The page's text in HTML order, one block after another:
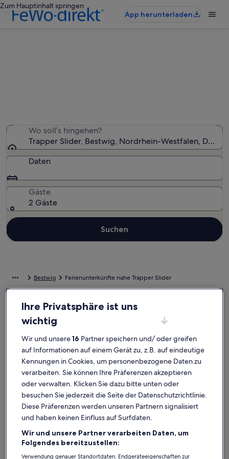
Zum Hauptinhalt springen
App herunterladen
Wo soll’s hingehen?
Trapper Slider, Bestwig, Nordrhein-Westfalen,
Daten
Gäste
2 Gäste
Suchen
Bestwig Ferienunterkünfte nahe Trapper Slider
Wähle die passende private Ferienunterkunft nahe Trapper Slider.
Ferienunterkünfte bieten dir und deinen Freunden, deiner Familie
oder auch deinen Haustieren alles, worauf es ankommt, wie WLAN
und einen Whirlpool. Was auch immer du dir vorstellst, du findest
bestimmt die Unterkunft, die allen gefällt und allen Bedürfnissen
gerecht wird – das Angebot bei uns ist vielfältig und umfasst
Optionen, die geeignet für Nichtraucher sind oder über
barrierarme Ausstattung verfügen.
Ferienunterkünfte mit Wochenrabatten –
Trapper Slider
Bildergalerie
Außergewöhnlich(8 Bewertungen)
Ferienwohnung Villa Annabelle
Ihre Privatsphäre ist uns
wichtig
Wir und unsere16 Partner speichern und/ oder greifen
auf Informationen auf einem Gerät zu, z.B. auf eindeutige
Kennungen in Cookies, um personenbezogene Daten zu
verarbeiten. Sie können Ihre Präferenzen akzeptieren
oder verwalten. Klicken Sie dazu bitte unten oder
besuchen Sie jederzeit die Seite der Datenschutzrichtlinie.
Diese Präferenzen werden unseren Partnern signalisiert
und haben keinen Einfluss auf Surfdaten.
Wir und unsere Partner verarbeiten Daten, um
Folgendes bereitzustellen:
Verwendung genauer Standortdaten. Endgeräteeigenschaften zur